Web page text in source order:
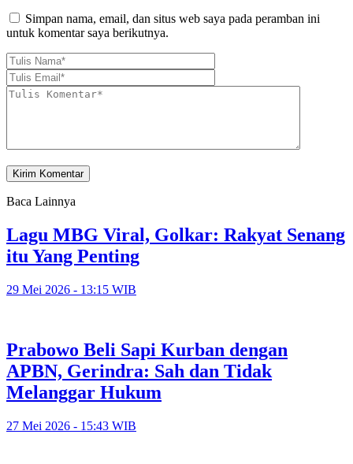
Simpan nama, email, dan situs web saya pada peramban ini
untuk komentar saya berikutnya.
Baca Lainnya
Lagu MBG Viral, Golkar: Rakyat Senang
itu Yang Penting
29 Mei 2026 - 13:15 WIB
Prabowo Beli Sapi Kurban dengan
APBN, Gerindra: Sah dan Tidak
Melanggar Hukum
27 Mei 2026 - 15:43 WIB